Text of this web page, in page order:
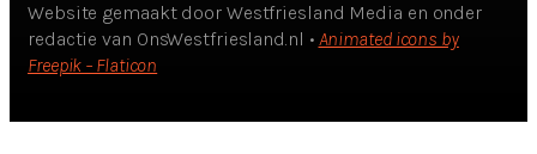
Website gemaakt door Westfriesland Media en onder
redactie van OnsWestfriesland.nl • Animated icons by
Freepik – Flaticon